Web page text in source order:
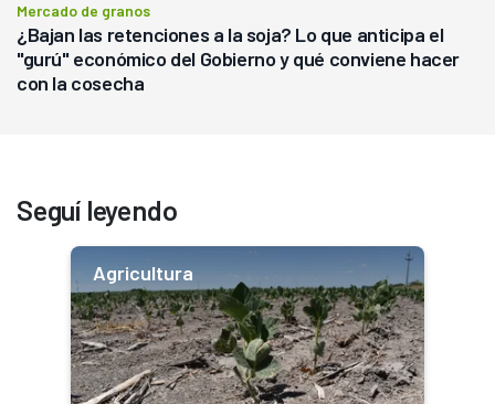
Mercado de granos
¿Bajan las retenciones a la soja? Lo que anticipa el
"gurú" económico del Gobierno y qué conviene hacer
con la cosecha
Seguí leyendo
Agricultura